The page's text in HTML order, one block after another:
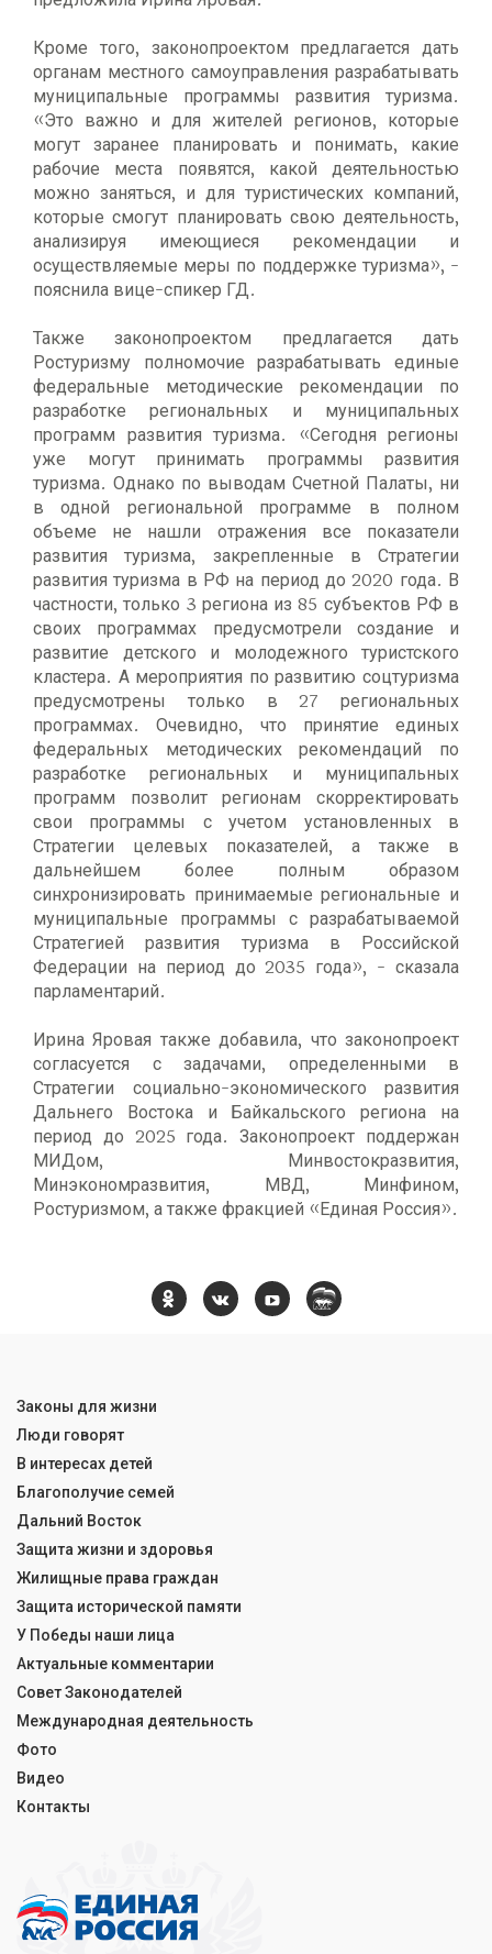
Кроме того, законопроектом предлагается дать
органам местного самоуправления разрабатывать
муниципальные программы развития туризма.
«Это важно и для жителей регионов, которые
могут заранее планировать и понимать, какие
рабочие места появятся, какой деятельностью
можно заняться, и для туристических компаний,
которые смогут планировать свою деятельность,
анализируя имеющиеся рекомендации и
осуществляемые меры по поддержке туризма», -
пояснила вице-спикер ГД.
Также законопроектом предлагается дать
Ростуризму полномочие разрабатывать единые
федеральные методические рекомендации по
разработке региональных и муниципальных
программ развития туризма. «Сегодня регионы
уже могут принимать программы развития
туризма. Однако по выводам Счетной Палаты, ни
в одной региональной программе в полном
объеме не нашли отражения все показатели
развития туризма, закрепленные в Стратегии
развития туризма в РФ на период до 2020 года. В
частности, только 3 региона из 85 субъектов РФ в
своих программах предусмотрели создание и
развитие детского и молодежного туристского
кластера. А мероприятия по развитию соцтуризма
предусмотрены только в 27 региональных
программах. Очевидно, что принятие единых
федеральных методических рекомендаций по
разработке региональных и муниципальных
программ позволит регионам скорректировать
свои программы с учетом установленных в
Стратегии целевых показателей, а также в
дальнейшем более полным образом
синхронизировать принимаемые региональные и
муниципальные программы с разрабатываемой
Стратегией развития туризма в Российской
Федерации на период до 2035 года», - сказала
парламентарий.
Ирина Яровая также добавила, что законопроект
согласуется с задачами, определенными в
Стратегии социально-экономического развития
Дальнего Востока и Байкальского региона на
период до 2025 года. Законопроект поддержан
МИДом, Минвостокразвития,
Минэкономразвития, МВД, Минфином,
Ростуризмом, а также фракцией «Единая Россия».
Законы для жизни
Люди говорят
В интересах детей
Благополучие семей
Дальний Восток
Защита жизни и здоровья
Жилищные права граждан
Защита исторической памяти
У Победы наши лица
Актуальные комментарии
Совет Законодателей
Международная деятельность
Фото
Видео
Контакты